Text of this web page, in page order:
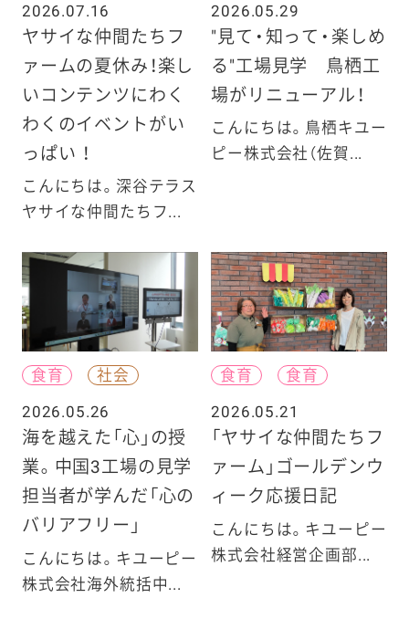
2026.07.16
ヤサイな仲間たちフ
ァームの夏休み！楽し
いコンテンツにわく
わくのイベントがい
っぱい ！
こんにちは。深谷テラス
ヤサイな仲間たちフ...
2026.05.29
"見て・知って・楽しめ
る"工場見学 鳥栖工
場がリニューアル！
こんにちは。鳥栖キユー
ピー株式会社（佐賀...
食育
社会
2026.05.26
海を越えた「心」の授
業。中国3工場の見学
担当者が学んだ「心の
バリアフリー」
こんにちは。キユーピー
株式会社海外統括中...
食育
食育
2026.05.21
「ヤサイな仲間たちフ
ァーム」ゴールデンウ
ィーク応援日記
こんにちは。キユーピー
株式会社経営企画部...